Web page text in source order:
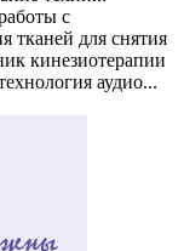
с
тканей для снятия
кинезиотерапии
аудио...